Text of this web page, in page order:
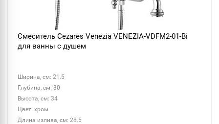
Смеситель Cezares Venezia VENEZIA-VDFM2-01-Bi
для ванны с душем
Ширина, см: 21.5
Глубина, см: 30
Высота, см: 34
Цвет: хром
Длина излива, см: 28.5